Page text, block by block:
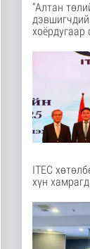
“Алтан
хоёрдугаар
ITEC
хүн